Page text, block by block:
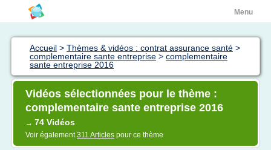
Menu
Accueil > Thèmes & vidéos : contrat assurance santé >
complementaire sante entreprise > complementaire
sante entreprise 2016
Vidéos sélectionnées pour le thème :
complementaire sante entreprise 2016
→ 74 Vidéos
Voir également311 Articles pour ce thème